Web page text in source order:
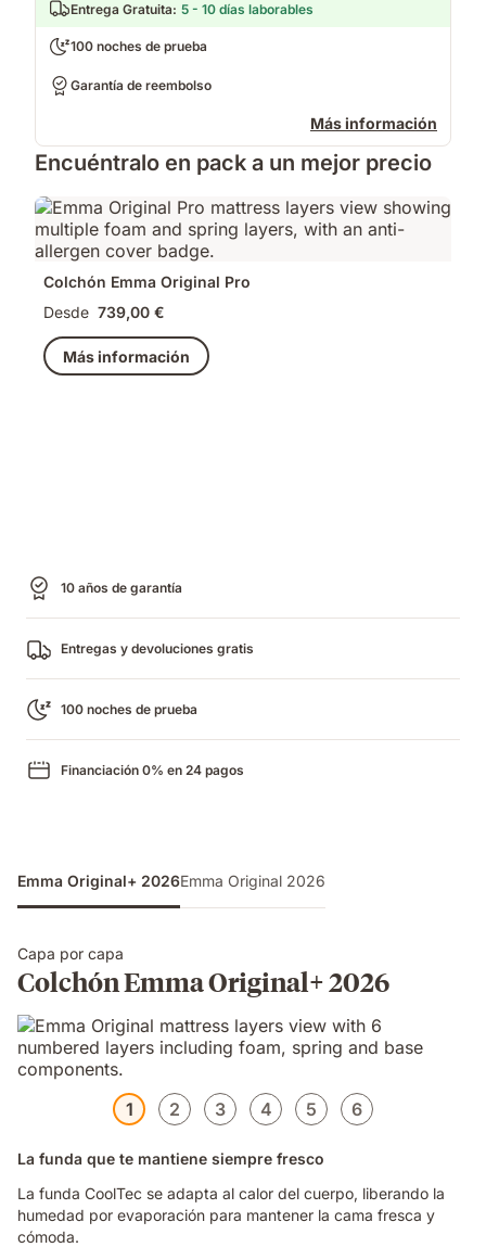
Entrega Gratuita: 5 - 10 días laborables
100 noches de prueba
Garantía de reembolso
Más información
Encuéntralo en pack a un mejor precio
Colchón Emma Original Pro
Desde 739,00 €
Más información
10 años de garantía
Entregas y devoluciones gratis
100 noches de prueba
Financiación 0% en 24 pagos
Emma Original+ 2026Emma Original 2026
Capa por capa
Colchón Emma Original+ 2026
1 2 3 4 5 6
La funda que te mantiene siempre fresco
La funda CoolTec se adapta al calor del cuerpo, liberando la
humedad por evaporación para mantener la cama fresca y
cómoda.